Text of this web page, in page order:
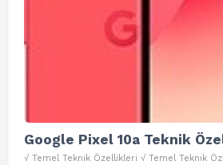
Google Pixel 10a Teknik
√ Temel Teknik Özellikleri √ Temel Teknik